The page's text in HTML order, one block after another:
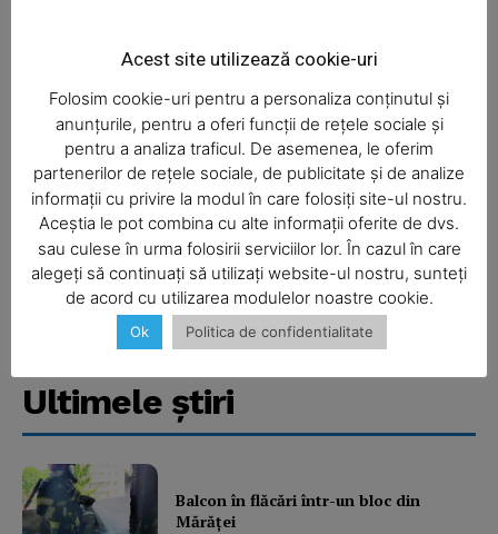
SUBSCRIBE NOW
Company
About
Contact us
Subscription Plans
My account
Ultimele ştiri
Balcon în flăcări într-un bloc din
Mărăţei
Acest site utilizează cookie-uri
Folosim cookie-uri pentru a personaliza conținutul și
anunțurile, pentru a oferi funcții de rețele sociale și
pentru a analiza traficul. De asemenea, le oferim
partenerilor de rețele sociale, de publicitate și de analize
informații cu privire la modul în care folosiți site-ul nostru.
Aceștia le pot combina cu alte informații oferite de dvs.
sau culese în urma folosirii serviciilor lor. În cazul în care
alegeți să continuați să utilizați website-ul nostru, sunteți
de acord cu utilizarea modulelor noastre cookie.
Ok Politica de confidentialitate